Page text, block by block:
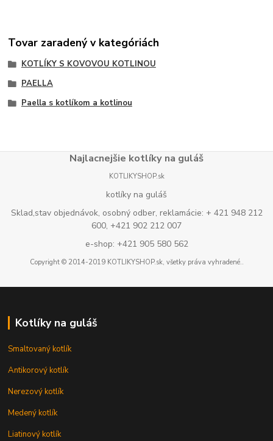
Tovar zaradený v kategóriách
KOTLÍKY S KOVOVOU KOTLINOU
PAELLA
Paella s kotlíkom a kotlinou
Najlacnejšie kotlíky na guláš
KOTLIKYSHOP.sk
kotlíky na guláš
Sklad,stav objednávok, osobný odber, reklamácie: + 421 948 212
600, +421 902 212 007
e-shop: +421 905 580 562
Copyright © 2014-2019 KOTLIKYSHOP.sk, všetky práva vyhradené..
Kotlíky na guláš
Smaltovaný kotlík
Antikorový kotlík
Nerezový kotlík
Medený kotlík
Liatinový kotlík